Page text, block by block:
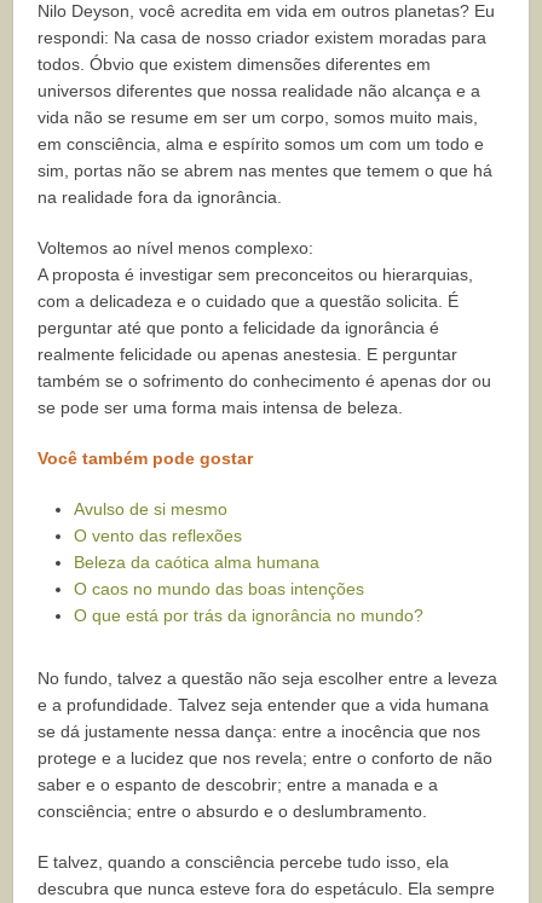
Nilo Deyson, você acredita em vida em outros planetas? Eu
respondi: Na casa de nosso criador existem moradas para
todos. Óbvio que existem dimensões diferentes em
universos diferentes que nossa realidade não alcança e a
vida não se resume em ser um corpo, somos muito mais,
em consciência, alma e espírito somos um com um todo e
sim, portas não se abrem nas mentes que temem o que há
na realidade fora da ignorância.
Voltemos ao nível menos complexo:
A proposta é investigar sem preconceitos ou hierarquias,
com a delicadeza e o cuidado que a questão solicita. É
perguntar até que ponto a felicidade da ignorância é
realmente felicidade ou apenas anestesia. E perguntar
também se o sofrimento do conhecimento é apenas dor ou
se pode ser uma forma mais intensa de beleza.
Você também pode gostar
Avulso de si mesmo
O vento das reflexões
Beleza da caótica alma humana
O caos no mundo das boas intenções
O que está por trás da ignorância no mundo?
No fundo, talvez a questão não seja escolher entre a leveza
e a profundidade. Talvez seja entender que a vida humana
se dá justamente nessa dança: entre a inocência que nos
protege e a lucidez que nos revela; entre o conforto de não
saber e o espanto de descobrir; entre a manada e a
consciência; entre o absurdo e o deslumbramento.
E talvez, quando a consciência percebe tudo isso, ela
descubra que nunca esteve fora do espetáculo. Ela sempre